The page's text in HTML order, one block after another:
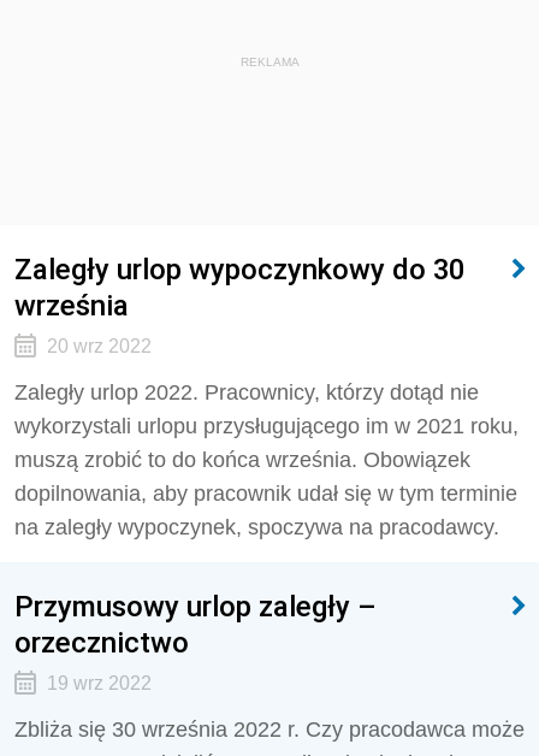
REKLAMA
Zaległy urlop wypoczynkowy do 30
września
20 wrz 2022
Zaległy urlop 2022. Pracownicy, którzy dotąd nie
wykorzystali urlopu przysługującego im w 2021 roku,
muszą zrobić to do końca września. Obowiązek
dopilnowania, aby pracownik udał się w tym terminie
na zaległy wypoczynek, spoczywa na pracodawcy.
Przymusowy urlop zaległy –
orzecznictwo
19 wrz 2022
Zbliża się 30 września 2022 r. Czy pracodawca może